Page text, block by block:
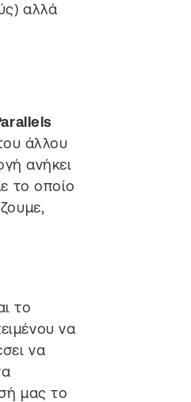
αλλά
άλλου
ανήκει
το οποίο
το
να
να
μας το